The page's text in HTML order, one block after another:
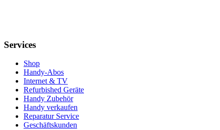
Services
Shop
Handy-Abos
Internet & TV
Refurbished Geräte
Handy Zubehör
Handy verkaufen
Reparatur Service
Geschäftskunden